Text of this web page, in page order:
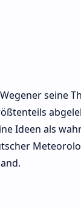
seine
Ideen als